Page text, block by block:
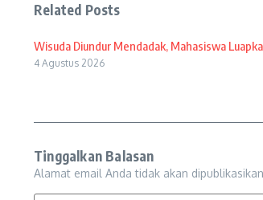
Related Posts
Wisuda Diundur Mendadak, Mahasiswa
4 Agustus 2026
Tinggalkan Balasan
Alamat email Anda tidak akan